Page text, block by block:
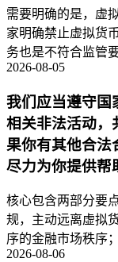
需要明确的是，虚
家明确禁止虚拟货
务也是不符合监管
2026-08-05
我们应当遵守国
相关非法活动，
果你有其他合法
尽力为你提供帮
核心包含两部分要
规，主动远离虚拟
序的金融市场秩序
2026-08-06